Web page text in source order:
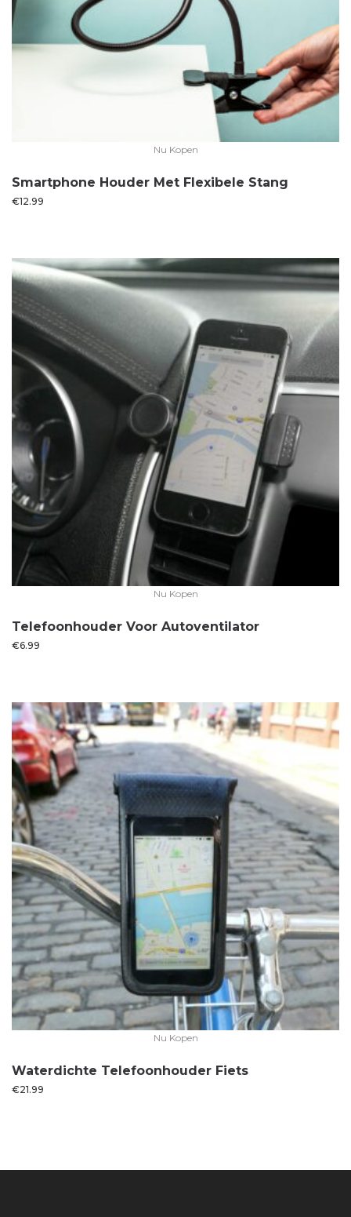
Nu Kopen
Smartphone Houder Met Flexibele Stang
€12.99
Nu Kopen
Telefoonhouder Voor Autoventilator
€6.99
Nu Kopen
Waterdichte Telefoonhouder Fiets
€21.99